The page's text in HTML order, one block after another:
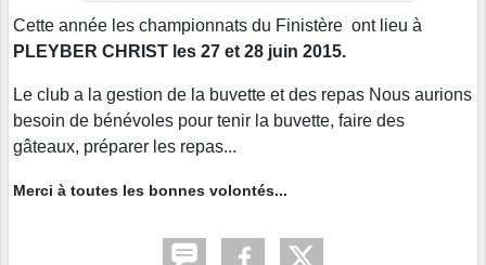
Cette année les championnats du Finistère ont lieu à
PLEYBER CHRIST les 27 et 28 juin 2015.
Le club a la gestion de la buvette et des repas Nous aurions
besoin de bénévoles pour tenir la buvette, faire des
gâteaux, préparer les repas...
Merci à toutes les bonnes volontés...